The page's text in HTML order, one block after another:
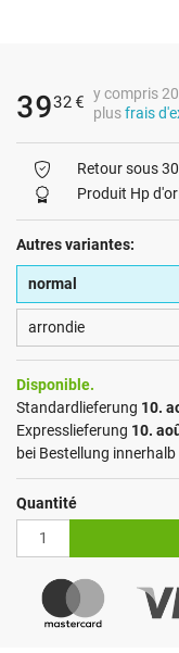
3932 € y compris
plusfrais
Retour sous
Produit Hp
Autres variantes:
normal
arrondie
Disponible.
Standardlieferung 10.
Expresslieferung 10.
bei Bestellung innerhalb
Quantité